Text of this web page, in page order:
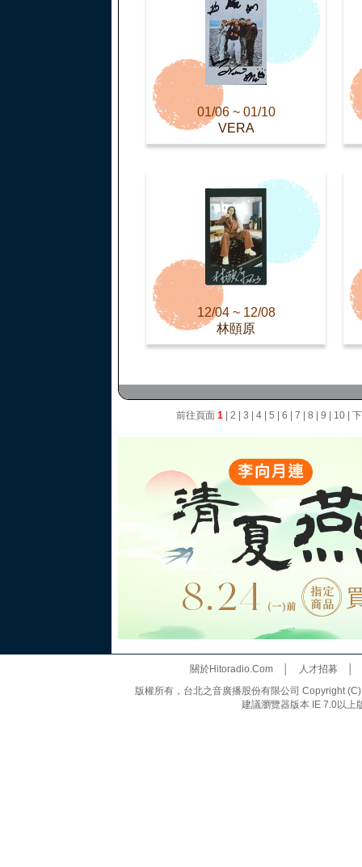
01/06 ~ 01/10
VERA
12/04 ~ 12/08
林頤原
前往頁面 1| 2 3 4| 5 6 7 8 9 10|
關於Hitoradio.Com│ 人才招募
版權所有，台北之音廣播股份有限公司 Copyright
建議瀏覽器版本 IE 7.0以上